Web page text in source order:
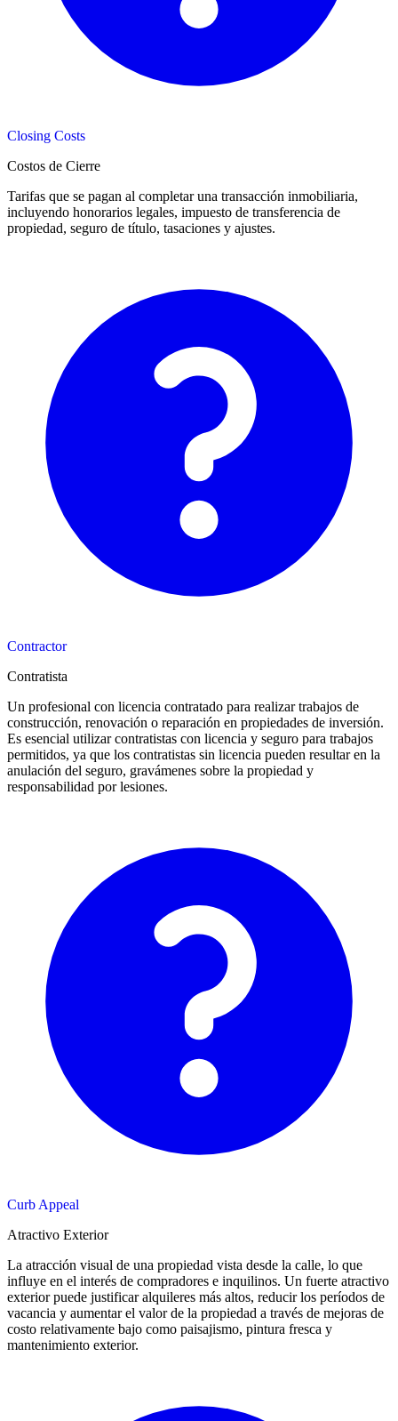
Closing Costs
Costos de Cierre
Tarifas que se pagan al completar una transacción inmobiliaria,
incluyendo honorarios legales, impuesto de transferencia de
propiedad, seguro de título, tasaciones y ajustes.
Contractor
Contratista
Un profesional con licencia contratado para realizar trabajos de
construcción, renovación o reparación en propiedades de inversión.
Es esencial utilizar contratistas con licencia y seguro para trabajos
permitidos, ya que los contratistas sin licencia pueden resultar en la
anulación del seguro, gravámenes sobre la propiedad y
responsabilidad por lesiones.
Curb Appeal
Atractivo Exterior
La atracción visual de una propiedad vista desde la calle, lo que
influye en el interés de compradores e inquilinos. Un fuerte atractivo
exterior puede justificar alquileres más altos, reducir los períodos de
vacancia y aumentar el valor de la propiedad a través de mejoras de
costo relativamente bajo como paisajismo, pintura fresca y
mantenimiento exterior.